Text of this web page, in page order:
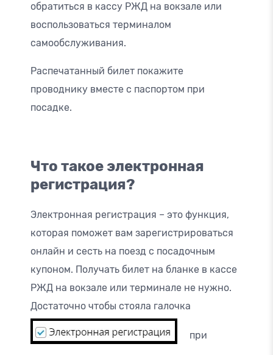
обратиться в кассу РЖД на вокзале или
воспользоваться терминалом
самообслуживания.
Распечатанный билет покажите
проводнику вместе с паспортом при
посадке.
Что такое электронная
регистрация?
Электронная регистрация – это функция,
которая поможет вам зарегистрироваться
онлайн и сесть на поезд с посадочным
купоном. Получать билет на бланке в кассе
РЖД на вокзале или терминале не нужно.
Достаточно чтобы стояла галочка
при